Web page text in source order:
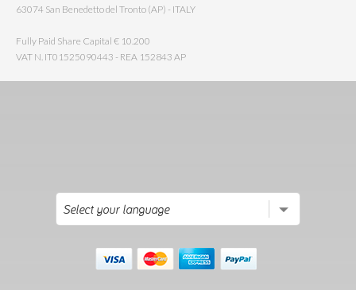
63074 San Benedetto del Tronto (AP) - ITALY
Fully Paid Share Capital € 10.200
VAT N. IT01525090443 - REA 152843 AP